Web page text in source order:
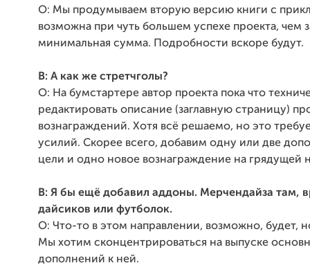
О: Мы продумываем вторую версию книги с
возможна при чуть большем успехе проекта, чем
минимальная сумма. Подробности вскоре будут.
В: А как же стретчголы?
О: На бумстартере автор проекта пока что
редактировать описание (заглавную страницу)
вознаграждений. Хотя всё решаемо, но это
усилий. Скорее всего, добавим одну или две
цели и одно новое вознаграждение на грядущей
В: Я бы ещё добавил аддоны. Мерчендайза там,
дайсиков или футболок.
О: Что-то в этом направлении, возможно, будет,
Мы хотим сконцентрироваться на выпуске
дополнений к ней.